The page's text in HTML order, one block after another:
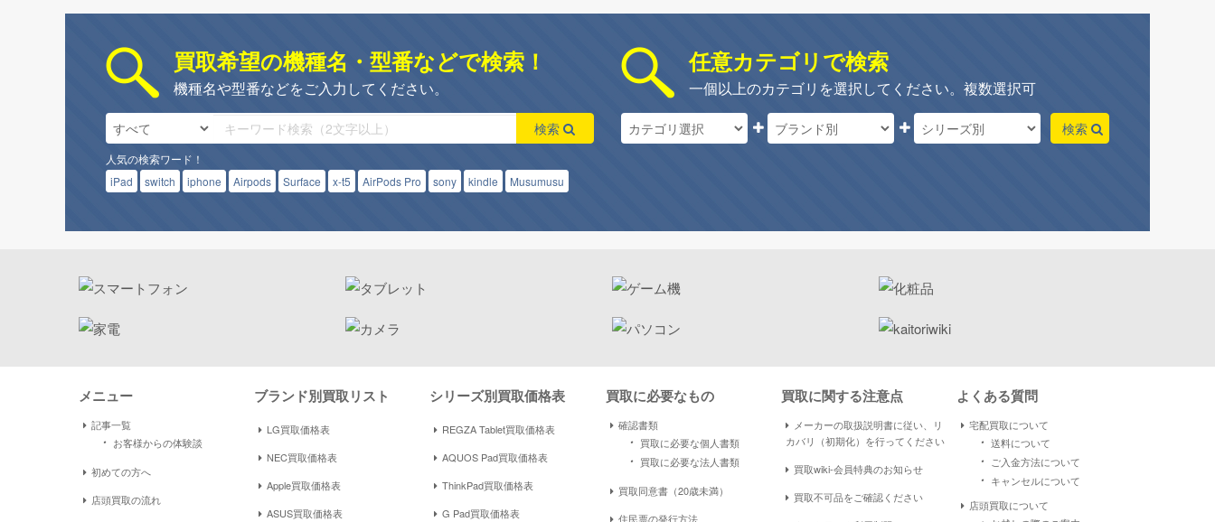
買取希望の機種名・型番などで検索！
機種名や型番などをご入力してください。
検索
人気の検索ワード！
iPad
switch iphone Airpods Surface x-t5 AirPods Pro sony kindle Musumusu
任意カテゴリで検索
一個以上のカテゴリを選択してください。複数選択可
検索
メニュー
記事一覧
・ お客様からの体験談
初めての方へ
店頭買取の流れ
ブランド別買取リスト
LG買取価格表
NEC買取価格表
Apple買取価格表
ASUS買取価格表
シリーズ別買取価格表
REGZA Tablet買取価格表
AQUOS Pad買取価格表
ThinkPad買取価格表
G Pad買取価格表
買取に必要なもの
確認書類
・ 買取に必要な個人書類
・ 買取に必要な法人書類
買取同意書（20歳未満）
住民票の発行方法
買取に関する注意点
メーカーの取扱説明書に従い、リ
カバリ（初期化）を行ってください
買取wiki-会員特典のお知らせ
買取不可品をご確認ください
よくある質問
宅配買取について
・ 送料について
・ ご入金方法について
・ キャンセルについて
店頭買取について